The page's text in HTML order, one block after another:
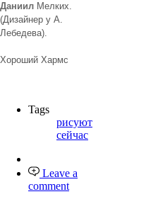
Даниил Мелких.
(Дизайнер у А.
Лебедева).
Хороший Хармс
Tags
рисуют
сейчас
Leave a
comment